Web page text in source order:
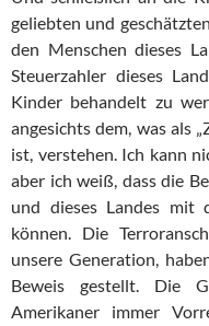
geliebten und
den Menschen dieses
Steuerzahler dieses
Kinder behandelt zu
angesichts dem, was als
ist, verstehen. Ich kann
aber ich weiß, dass die
und dieses Landes mit
können. Die
unsere Generation,
Beweis gestellt. Die
Amerikaner immer